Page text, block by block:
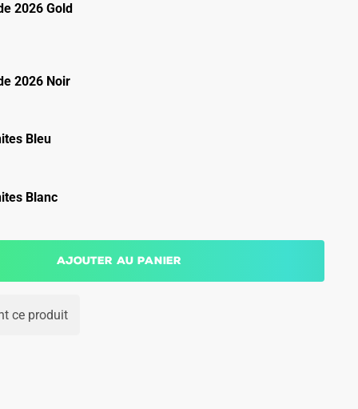
2026 Gold
2026 Noir
Bleu
Blanc
Ajouter au panier
ce produit